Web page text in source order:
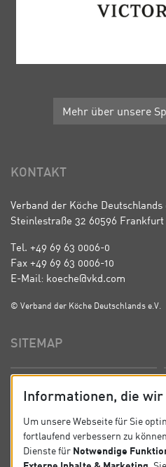
Mehr über unsere
KONTAKT
Verband der Köche Deutschlands
Steinlestraße 32 60596 Frankfurt
Tel. +49 69 63 0006-0
Fax +49 69 63 0006-10
E-Mail: koeche@vkd.com
© Verband der Köche Deutschlands e.V.
SITEMAP
News
Informationen, die
Um unsere Webseite für Sie
fortlaufend verbessern zu
Dienste für Notwendige